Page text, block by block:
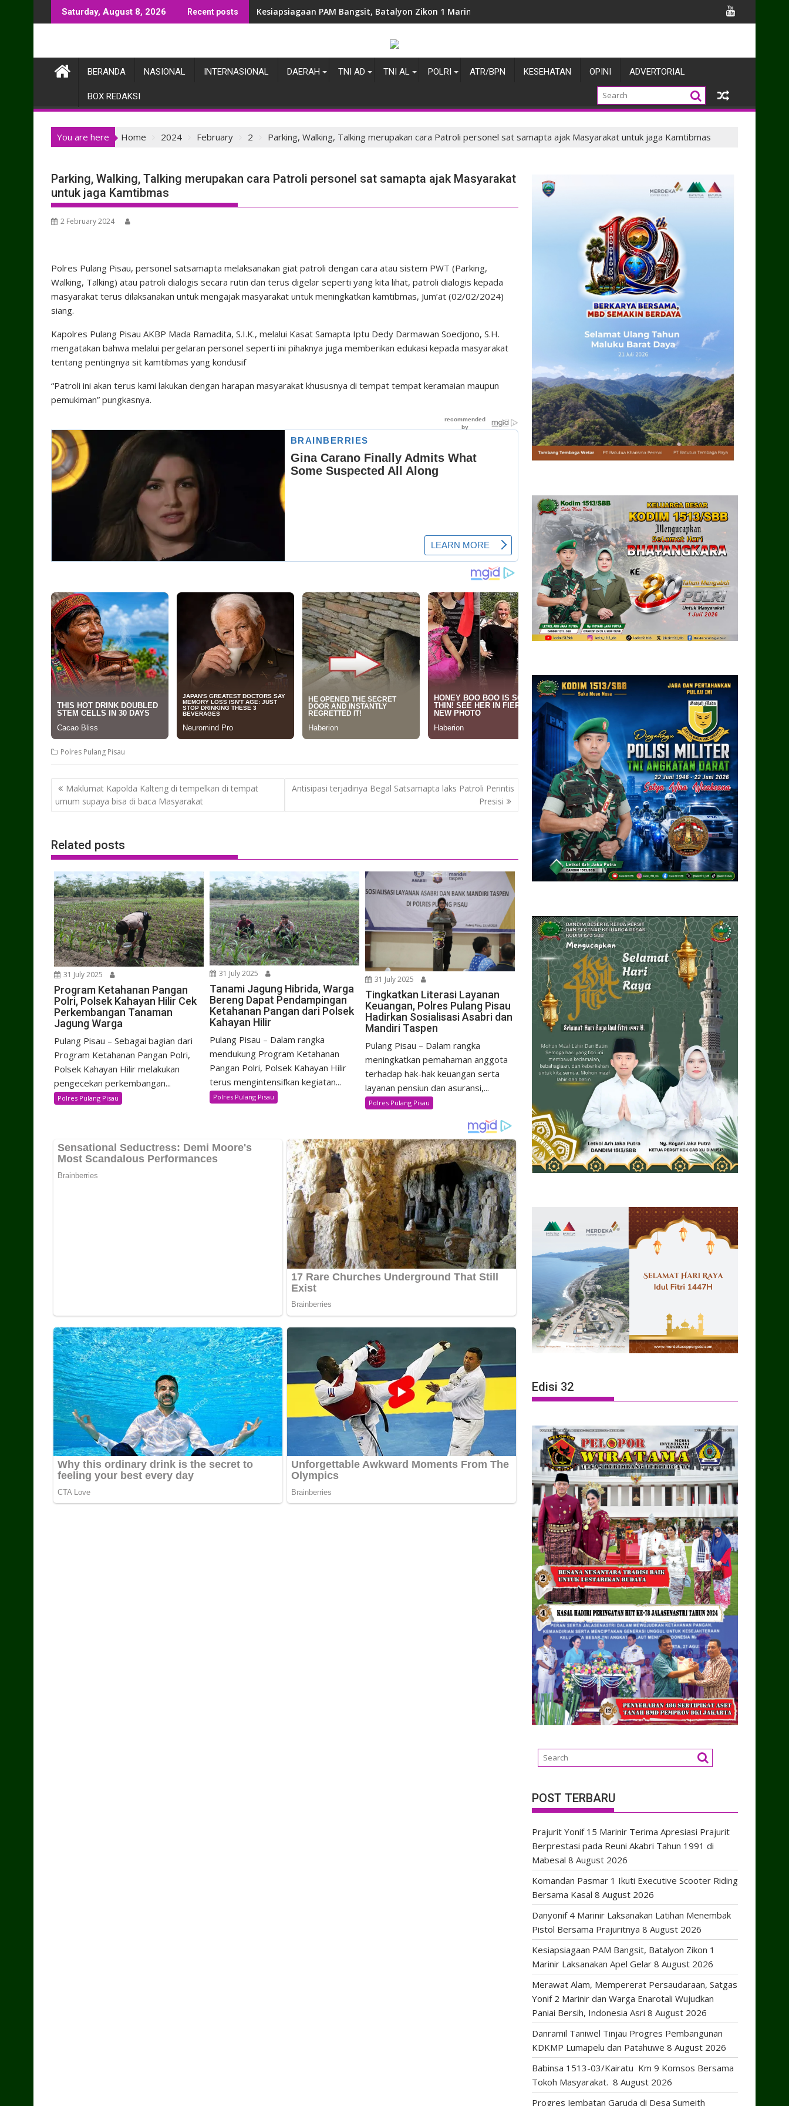
to
Saturday, August 8, 2026 Recent posts Kesiapsiagaan PAM Bangsit, Batalyon Zikon 1 Marinir Laksanakan Apel Gelar
Merawat Alam, Mempererat Persaudaraan, Satgas Yonif 2 Marinir dan Warga Enarotali Wujudkan Paniai Bersih, Indonesia Asri
BERANDA NASIONAL INTERNASIONAL DAERAH TNI AD TNI AL POLRI ATR/BPN KESEHATAN OPINI ADVERTORIAL
BOX REDAKSI
You are here Home 2024 February 2 Parking, Walking, Talking merupakan cara Patroli personel sat samapta ajak Masyarakat untuk jaga Kamtibmas
Parking, Walking, Talking merupakan cara Patroli personel sat samapta ajak Masyarakat
untuk jaga Kamtibmas
2 February 2024
Polres Pulang Pisau, personel satsamapta melaksanakan giat patroli dengan cara atau sistem PWT (Parking,
Walking, Talking) atau patroli dialogis secara rutin dan terus digelar seperti yang kita lihat, patroli dialogis kepada
masyarakat terus dilaksanakan untuk mengajak masyarakat untuk meningkatkan kamtibmas, Jum’at (02/02/2024)
siang.
Kapolres Pulang Pisau AKBP Mada Ramadita, S.I.K., melalui Kasat Samapta Iptu Dedy Darmawan Soedjono, S.H.
mengatakan bahwa melalui pergelaran personel seperti ini pihaknya juga memberikan edukasi kepada masyarakat
tentang pentingnya sit kamtibmas yang kondusif
“Patroli ini akan terus kami lakukan dengan harapan masyarakat khususnya di tempat tempat keramaian maupun
pemukiman” pungkasnya.
Polres Pulang Pisau
Post
navigation
Maklumat Kapolda Kalteng di tempelkan di tempat
umum supaya bisa di baca Masyarakat
Antisipasi terjadinya Begal Satsamapta laks Patroli Perintis
Presisi
Related posts
31 July 2025
Program Ketahanan Pangan
Polri, Polsek Kahayan Hilir Cek
Perkembangan Tanaman
Jagung Warga
Pulang Pisau – Sebagai bagian dari
Program Ketahanan Pangan Polri,
Polsek Kahayan Hilir melakukan
pengecekan perkembangan...
Polres Pulang Pisau
31 July 2025
Tanami Jagung Hibrida, Warga
Bereng Dapat Pendampingan
Ketahanan Pangan dari Polsek
Kahayan Hilir
Pulang Pisau – Dalam rangka
mendukung Program Ketahanan
Pangan Polri, Polsek Kahayan Hilir
terus mengintensifkan kegiatan...
Polres Pulang Pisau
31 July 2025
Tingkatkan Literasi Layanan
Keuangan, Polres Pulang Pisau
Hadirkan Sosialisasi Asabri dan
Mandiri Taspen
Pulang Pisau – Dalam rangka
meningkatkan pemahaman anggota
terhadap hak-hak keuangan serta
layanan pensiun dan asuransi,...
Polres Pulang Pisau
Edisi 32
POST TERBARU
Prajurit Yonif 15 Marinir Terima Apresiasi Prajurit
Berprestasi pada Reuni Akabri Tahun 1991 di
Mabesal 8 August 2026
Komandan Pasmar 1 Ikuti Executive Scooter Riding
Bersama Kasal 8 August 2026
Danyonif 4 Marinir Laksanakan Latihan Menembak
Pistol Bersama Prajuritnya 8 August 2026
Kesiapsiagaan PAM Bangsit, Batalyon Zikon 1
Marinir Laksanakan Apel Gelar 8 August 2026
Merawat Alam, Mempererat Persaudaraan, Satgas
Yonif 2 Marinir dan Warga Enarotali Wujudkan
Paniai Bersih, Indonesia Asri 8 August 2026
Danramil Taniwel Tinjau Progres Pembangunan
KDKMP Lumapelu dan Patahuwe 8 August 2026
Babinsa 1513-03/Kairatu Km 9 Komsos Bersama
Tokoh Masyarakat. 8 August 2026
Progres Jembatan Garuda di Desa Sumeith